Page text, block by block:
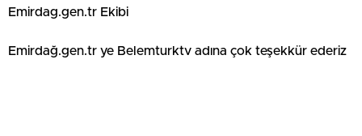
Emirdag.gen.tr Ekibi
Emirdağ.gen.tr ye Belemturktv adına çok teşekkür ederiz